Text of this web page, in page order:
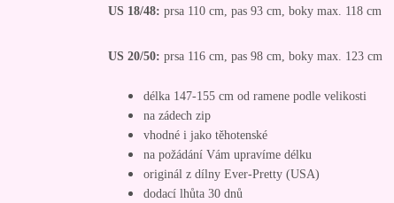
US 18/48: prsa 110 cm, pas 93 cm, boky max. 118 cm
US 20/50: prsa 116 cm, pas 98 cm, boky max. 123 cm
délka 147-155 cm od ramene podle velikosti
na zádech zip
vhodné i jako těhotenské
na požádání Vám upravíme délku
originál z dílny Ever-Pretty (USA)
dodací lhůta 30 dnů